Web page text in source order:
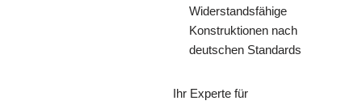
Widerstandsfähige
Konstruktionen nach
deutschen Standards
Ihr Experte für